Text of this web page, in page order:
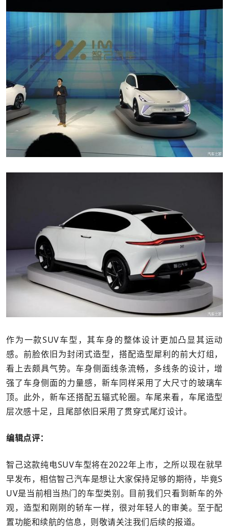
作为一款SUV车型，其车身的整体设计更加凸显其运动
感。前脸依旧为封闭式造型，搭配造型犀利的前大灯组，
看上去颇具气势。车身侧面线条流畅，多线条的设计，增
强了车身侧面的力量感，新车同样采用了大尺寸的玻璃车
顶。此外，新车还搭配五辐式轮圈。车尾来看，车尾造型
层次感十足，且尾部依旧采用了贯穿式尾灯设计。
编辑点评：
智己这款纯电SUV车型将在2022年上市，之所以现在就早
早发布，相信智己汽车是想让大家保持足够的期待，毕竟S
UV是当前相当热门的车型类别。目前我们只看到新车的外
观，造型和刚刚的轿车一样，很对年轻人的审美。至于配
置功能和续航的信息，则敬请关注我们后续的报道。